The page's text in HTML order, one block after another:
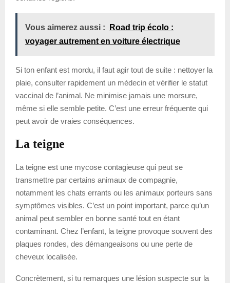
Vous aimerez aussi :
Road trip écolo :
voyager autrement en voiture électrique
Si ton enfant est mordu, il faut agir tout de suite : nettoyer la
plaie, consulter rapidement un médecin et vérifier le statut
vaccinal de l’animal. Ne minimise jamais une morsure,
même si elle semble petite. C’est une erreur fréquente qui
peut avoir de vraies conséquences.
La teigne
La teigne est une mycose contagieuse qui peut se
transmettre par certains animaux de compagnie,
notamment les chats errants ou les animaux porteurs sans
symptômes visibles. C’est un point important, parce qu’un
animal peut sembler en bonne santé tout en étant
contaminant. Chez l’enfant, la teigne provoque souvent des
plaques rondes, des démangeaisons ou une perte de
cheveux localisée.
Concrètement, si tu remarques une lésion suspecte sur la